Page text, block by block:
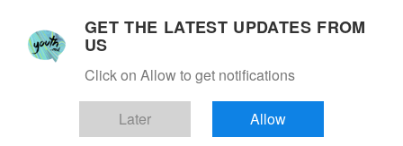
GET THE LATEST UPDATES FROM
US
Click on Allow to get notifications
Later Allow